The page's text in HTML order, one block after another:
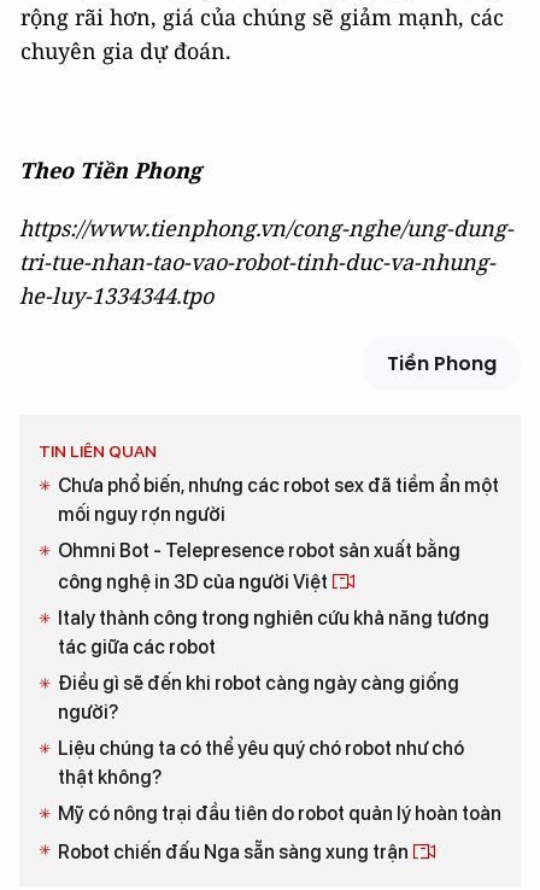
rộng rãi hơn, giá của chúng sẽ giảm mạnh, các
chuyên gia dự đoán.
Theo Tiền Phong
https://www.tienphong.vn/cong-nghe/ung-dung-
tri-tue-nhan-tao-vao-robot-tinh-duc-va-nhung-
he-luy-1334344.tpo
Tiền Phong
TIN LIÊN QUAN
Chưa phổ biến, nhưng các robot sex đã tiềm ẩn một
mối nguy rợn người
Ohmni Bot - Telepresence robot sản xuất bằng
công nghệ in 3D của người Việt
Italy thành công trong nghiên cứu khả năng tương
tác giữa các robot
Điều gì sẽ đến khi robot càng ngày càng giống
người?
Liệu chúng ta có thể yêu quý chó robot như chó
thật không?
Mỹ có nông trại đầu tiên do robot quản lý hoàn toàn
Robot chiến đấu Nga sẵn sàng xung trận